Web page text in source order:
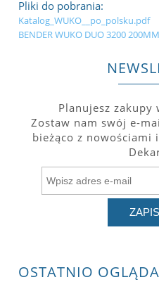
Pliki do pobrania:
Katalog_WUKO__po_polsku.pdf
BENDER WUKO DUO 3200
Planujesz zakupy
Zostaw nam swój e-
bieżąco z
OSTATNIO